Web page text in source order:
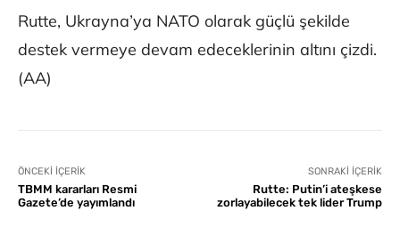
Rutte, Ukrayna’ya NATO olarak güçlü şekilde
destek vermeye devam edeceklerinin altını çizdi.
(AA)
ÖNCEKI İÇERIK
TBMM kararları Resmi
Gazete’de yayımlandı
SONRAKI İÇERIK
Rutte: Putin’i ateşkese
zorlayabilecek tek lider Trump